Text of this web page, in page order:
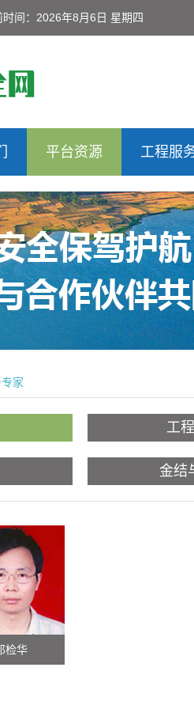
时间：2026年8月6日 星期四
平台资源 工程服
家
工
金结
检华